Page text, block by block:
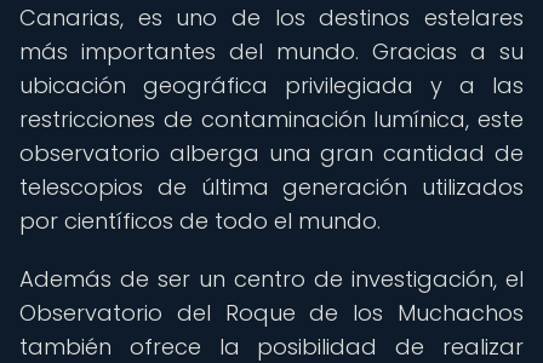
Canarias, es uno de los destinos estelares
más importantes del mundo. Gracias a su
ubicación geográfica privilegiada y a las
restricciones de contaminación lumínica, este
observatorio alberga una gran cantidad de
telescopios de última generación utilizados
por científicos de todo el mundo.
Además de ser un centro de investigación, el
Observatorio del Roque de los Muchachos
también ofrece la posibilidad de realizar